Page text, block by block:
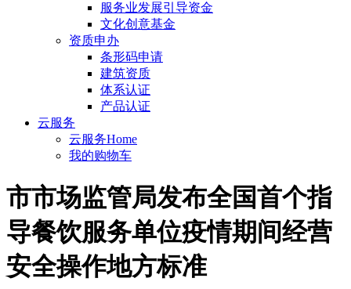
服务业发展引导资金
文化创意基金
资质申办
条形码申请
建筑资质
体系认证
产品认证
云服务
云服务Home
我的购物车
市市场监管局发布全国首个指
导餐饮服务单位疫情期间经营
安全操作地方标准